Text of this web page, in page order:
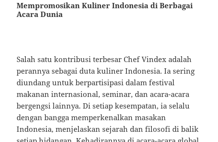
Mempromosikan Kuliner Indonesia di Berbagai
Acara Dunia
Salah satu kontribusi terbesar Chef Vindex adalah
perannya sebagai duta kuliner Indonesia. Ia sering
diundang untuk berpartisipasi dalam festival
makanan internasional, seminar, dan acara-acara
bergengsi lainnya. Di setiap kesempatan, ia selalu
dengan bangga memperkenalkan masakan
Indonesia, menjelaskan sejarah dan filosofi di balik